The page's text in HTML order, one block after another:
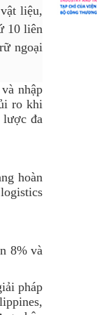
liệu,
10 liên
ngoại
nhập
ro khi
lược đa
hoàn
8% và
pháp